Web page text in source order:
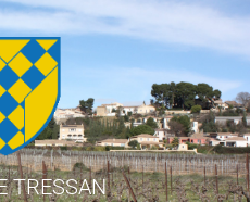
TRESSAN